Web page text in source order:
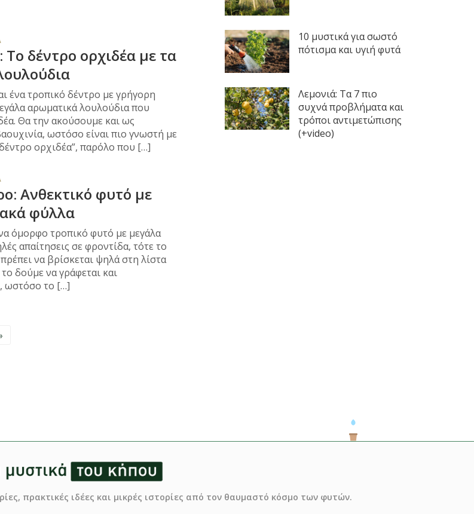
δέντρο ορχιδέα με τα
ένα τροπικό δέντρο με γρήγορη
αρωματικά λουλούδια που
Θα την ακούσουμε και ως
ωστόσο είναι πιο γνωστή με
ορχιδέα”, παρόλο που […]
Ανθεκτικό φυτό με
φύλλα
όμορφο τροπικό φυτό με μεγάλα
απαίτησεις σε φροντίδα, τότε το
να βρίσκεται ψηλά στη λίστα
δούμε να γράφεται και
ωστόσο το […]
10 μυστικά για σωστό
πότισμα και υγιή φυτά
Λεμονιά: Τα 7 πιο
συχνά προβλήματα και
τρόποι αντιμετώπισης
(+video)
πρακτικές ιδέες και μικρές ιστορίες από τον θαυμαστό κόσμο των φυτών.